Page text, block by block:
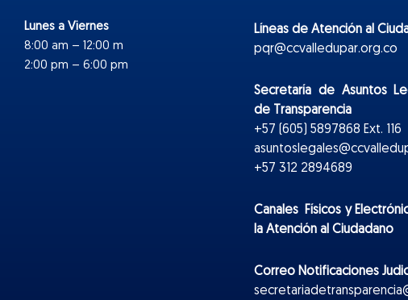
Lunes a Viernes
8:00 am – 12:00 m
2:00 pm – 6:00 pm
Líneas de Atención al
pqr@ccvalledupar.org.co
Secretaría de Asuntos
de Transparencia
+57 (605) 5897868 Ext. 116
+57 312 2894689
Canales Físicos yElectr
la Atención al Ciudadano
Correo Notificaciones